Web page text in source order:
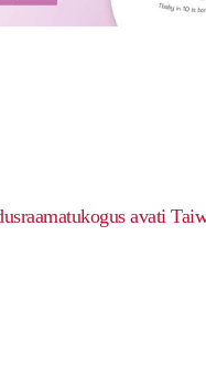
avati